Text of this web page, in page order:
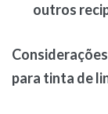
outros
para tinta de